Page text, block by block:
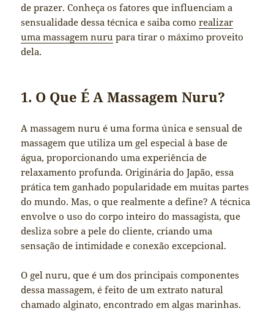
de prazer. Conheça os fatores que influenciam a
sensualidade dessa técnica e saiba comorealizar
uma massagem nuru para tirar o máximo proveito
dela.
1. O Que É A Massagem Nuru?
A massagem nuru é uma forma única e sensual de
massagem que utiliza um gel especial à base de
água, proporcionando uma experiência de
relaxamento profunda. Originária do Japão, essa
prática tem ganhado popularidade em muitas partes
do mundo. Mas, o que realmente a define? A técnica
envolve o uso do corpo inteiro do massagista, que
desliza sobre a pele do cliente, criando uma
sensação de intimidade e conexão excepcional.
O gel nuru, que é um dos principais componentes
dessa massagem, é feito de um extrato natural
chamado alginato, encontrado em algas marinhas.